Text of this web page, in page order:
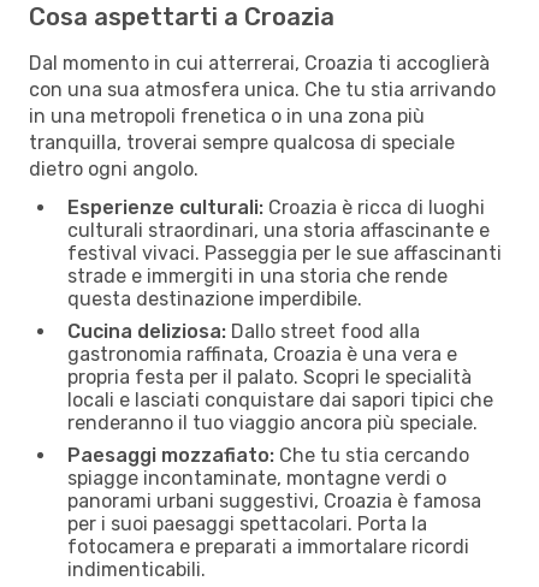
Cosa aspettarti a Croazia
Dal momento in cui atterrerai, Croazia ti accoglierà
con una sua atmosfera unica. Che tu stia arrivando
in una metropoli frenetica o in una zona più
tranquilla, troverai sempre qualcosa di speciale
dietro ogni angolo.
Esperienze culturali: Croazia è ricca di luoghi
culturali straordinari, una storia affascinante e
festival vivaci. Passeggia per le sue affascinanti
strade e immergiti in una storia che rende
questa destinazione imperdibile.
Cucina deliziosa: Dallo street food alla
gastronomia raffinata, Croazia è una vera e
propria festa per il palato. Scopri le specialità
locali e lasciati conquistare dai sapori tipici che
renderanno il tuo viaggio ancora più speciale.
Paesaggi mozzafiato: Che tu stia cercando
spiagge incontaminate, montagne verdi o
panorami urbani suggestivi, Croazia è famosa
per i suoi paesaggi spettacolari. Porta la
fotocamera e preparati a immortalare ricordi
indimenticabili.